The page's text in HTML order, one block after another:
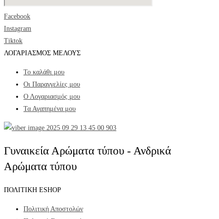
Facebook
Instagram
Tiktok
ΛΟΓΑΡΙΑΣΜΟΣ ΜΕΛΟΥΣ
Το καλάθι μου
Οι Παραγγελίες μου
Ο Λογαριασμός μου
Τα Αγαπημένα μου
Γυναικεία Αρώματα τύπου - Ανδρικά
Αρώματα τύπου
ΠΟΛΙΤΙΚΗ ESHOP
Πολιτική Αποστολών